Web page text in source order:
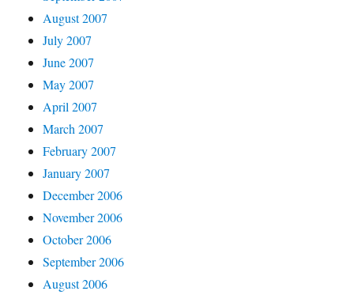
August 2007
July 2007
June 2007
May 2007
April 2007
March 2007
February 2007
January 2007
December 2006
November 2006
October 2006
September 2006
August 2006